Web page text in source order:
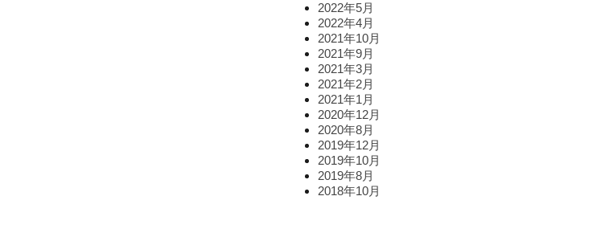
2022年5月
2022年4月
2021年10月
2021年9月
2021年3月
2021年2月
2021年1月
2020年12月
2020年8月
2019年12月
2019年10月
2019年8月
2018年10月